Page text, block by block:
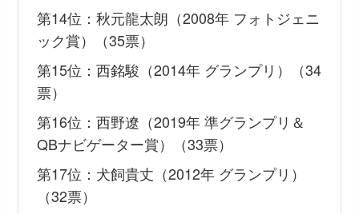
第14位：秋元龍太朗（2008年 フォトジェニ
ック賞）（35票）
第15位：西銘駿（2014年 グランプリ）（34
票）
第16位：西野遼（2019年 準グランプリ＆
QBナビゲーター賞）（33票）
第17位：犬飼貴丈（2012年 グランプリ）
（32票）